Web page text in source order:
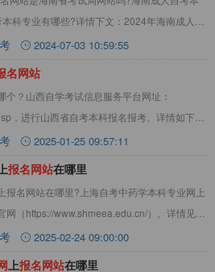
科专业有哪些?详情下文：2024年海南成人自
站吗 2024-07-03 10:59:55
名网站
个？山西自学考试信息服务平台网址：
，进行山西省自考本科报名报考。详情如下：
2025-01-25 09:57:11
报名网站在哪里
报名网站在哪里?上海自考中药学本科专业网上
（‌https://www.shmeea.edu.cn/‌）‌。详情见下
2025-02-24 09:00:00
上报名网站在哪里